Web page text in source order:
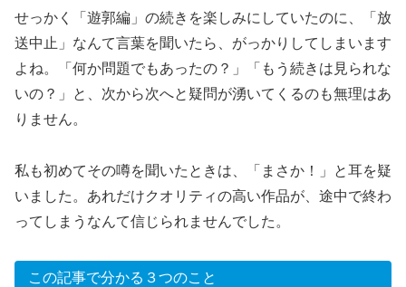
せっかく「遊郭編」の続きを楽しみにしていたのに、「放
送中止」なんて言葉を聞いたら、がっかりしてしまいます
よね。「何か問題でもあったの？」「もう続きは見られな
いの？」と、次から次へと疑問が湧いてくるのも無理はあ
りません。
私も初めてその噂を聞いたときは、「まさか！」と耳を疑
いました。あれだけクオリティの高い作品が、途中で終わ
ってしまうなんて信じられませんでした。
この記事で分かる３つのこと